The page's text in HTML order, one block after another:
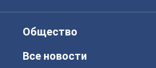
Общество
Все новости